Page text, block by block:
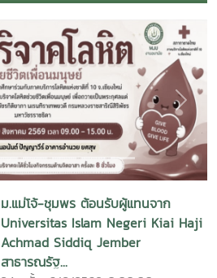
Next
ม.แม่โจ้-ชุมพร ต้อนรับผู้แทนจาก
Universitas Islam Negeri Kiai Haji
Achmad Siddiq Jember
สาธารณรัฐ...